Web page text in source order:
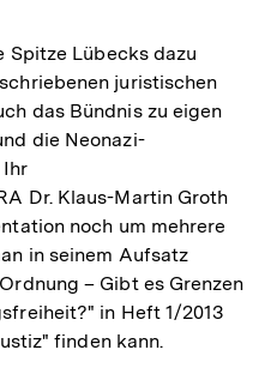
Spitze Lübecks dazu
juristischen
das Bündnis zu eigen
die Neonazi-
Ihr
Dr. Klaus-Martin Groth
noch um mehrere
in seinem Aufsatz
– Gibt es Grenzen
in Heft 1/2013
finden kann.